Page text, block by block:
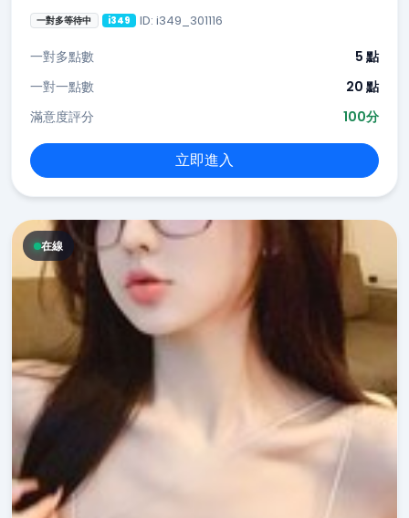
一對多等待中 i349 ID: i349_301116
一對多點數
5 點
一對一點數
20 點
滿意度評分
100分
立即進入
在線